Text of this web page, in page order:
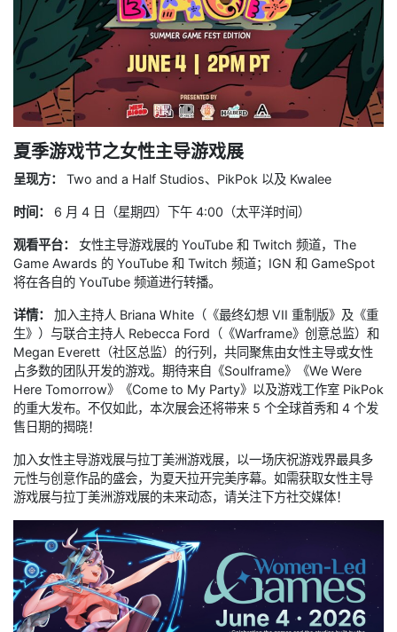
夏季游戏节之女性主导游戏展
呈现方： Two and a Half Studios、PikPok 以及 Kwalee
时间： 6 月 4 日（星期四）下午 4:00（太平洋时间）
观看平台：
女性主导游戏展的 YouTube 和 Twitch 频道，The
Game Awards 的 YouTube 和 Twitch 频道；IGN 和 GameSpot
将在各自的 YouTube 频道进行转播。
详情：
加入主持人 Briana White（《最终幻想 VII 重制版》及《重
生》）与联合主持人 Rebecca Ford（《Warframe》创意总监）和
Megan Everett（社区总监）的行列，共同聚焦由女性主导或女性
占多数的团队开发的游戏。期待来自《Soulframe》《We Were
Here Tomorrow》《Come to My Party》以及游戏工作室 PikPok
的重大发布。不仅如此，本次展会还将带来 5 个全球首秀和 4 个发
售日期的揭晓！
加入女性主导游戏展与拉丁美洲游戏展，以一场庆祝游戏界最具多
元性与创意作品的盛会，为夏天拉开完美序幕。如需获取女性主导
游戏展与拉丁美洲游戏展的未来动态，请关注下方社交媒体！